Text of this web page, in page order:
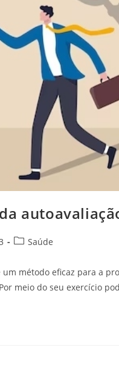
Saúde
método eficaz para a
meio do seu exercício